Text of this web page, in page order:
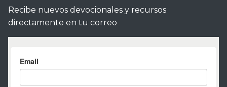
Recibe nuevos devocionales y recursos
directamente en tu correo